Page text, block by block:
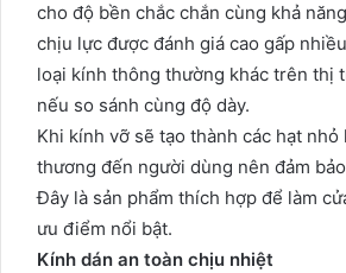
cho độ bền chắc chắn cùng khả
chịu lực được đánh giá cao gấp
loại kính thông thường khác trên thị
nếu so sánh cùng độ dày.
Khi kính vỡ sẽ tạo thành các hạt nhỏ
thương đến người dùng nên đảm
Đây là sản phẩm thích hợp để làm
ưu điểm nổi bật.
Kính dán an toàn chịu nhiệt